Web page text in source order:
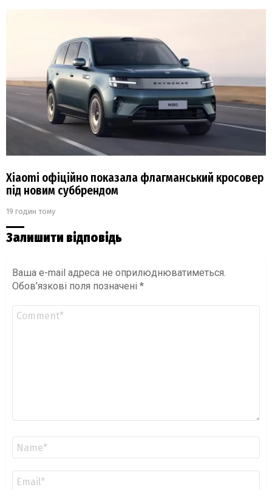
Xiaomi офіційно показала флагманський кросовер
під новим суббрендом
19 годин тому
Залишити відповідь
Ваша e-mail адреса не оприлюднюватиметься.
Обов’язкові поля позначені *
Коментар